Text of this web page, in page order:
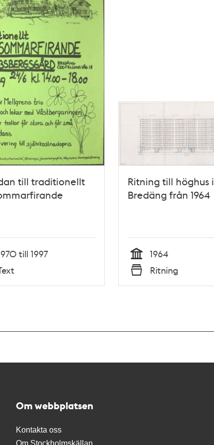
till traditionellt
till 1997
Ritning till höghus i
Bredäng från 1964
Tid
1964
Typ
Ritning
Om webbplatsen
Kontakta oss
Om Stockholmskällan